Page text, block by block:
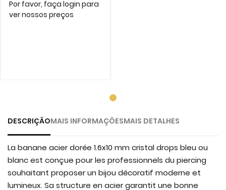
Por favor, faça login para
ver nossos preços
DESCRIÇÃOMAIS INFORMAÇÕESMAIS DETALHES
La banane acier dorée 1.6x10 mm cristal drops bleu ou
blanc est conçue pour les professionnels du piercing
souhaitant proposer un bijou décoratif moderne et
lumineux. Sa structure en acier garantit une bonne